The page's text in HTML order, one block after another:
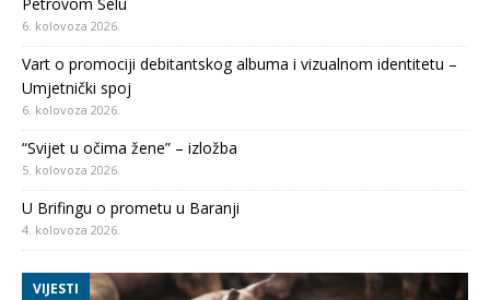
6. kolovoza 2026.
Vart o promociji debitantskog albuma i vizualnom identitetu –
Umjetnički spoj
6. kolovoza 2026.
“Svijet u očima žene” – izložba
5. kolovoza 2026.
U Brifingu o prometu u Baranji
4. kolovoza 2026.
VIJESTI